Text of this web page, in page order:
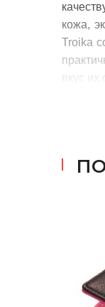
кожа,
Troika
вкус их